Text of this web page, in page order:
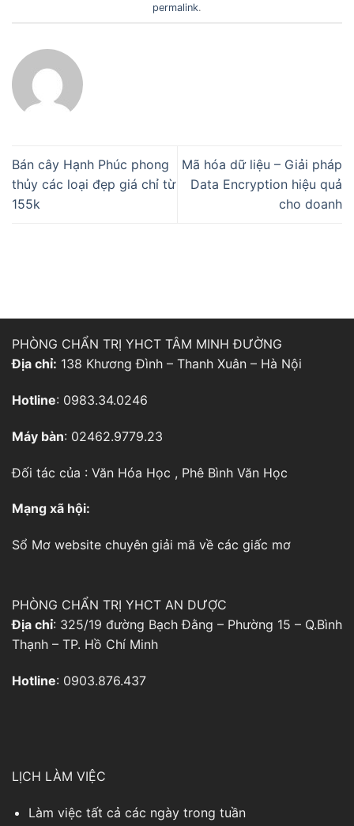
permalink.
Bán cây Hạnh Phúc phong
thủy các loại đẹp giá chỉ từ
155k
Mã hóa dữ liệu – Giải pháp
Data Encryption hiệu quả
cho doanh
PHÒNG CHẨN TRỊ YHCT TÂM MINH ĐƯỜNG
Địa chỉ: 138 Khương Đình – Thanh Xuân – Hà Nội
Hotline: 0983.34.0246
Máy bàn: 02462.9779.23
Đối tác của : Văn Hóa Học , Phê Bình Văn Học
Mạng xã hội:
Sổ Mơ website chuyên giải mã về các giấc mơ
PHÒNG CHẨN TRỊ YHCT AN DƯỢC
Địa chỉ: 325/19 đường Bạch Đằng – Phường 15 – Q.Bình
Thạnh – TP. Hồ Chí Minh
Hotline: 0903.876.437
LỊCH LÀM VIỆC
Làm việc tất cả các ngày trong tuần